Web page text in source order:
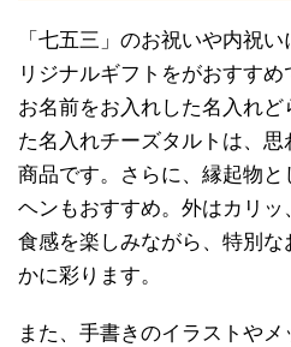
「七五三」のお祝いや内祝
リジナルギフトをがおすす
お名前をお入れした名入れ
た名入れチーズタルトは、
商品です。さらに、縁起物
ヘンもおすすめ。外はカリ
食感を楽しみながら、特別
かに彩ります。
また、手書きのイラストや